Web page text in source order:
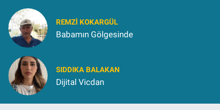
REMZI KOKARGÜL
Babamın Gölgesinde
SIDDIKA BALAKAN
Dijital Vicdan